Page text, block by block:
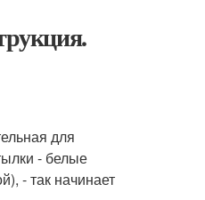
для
- белые
- так начинает